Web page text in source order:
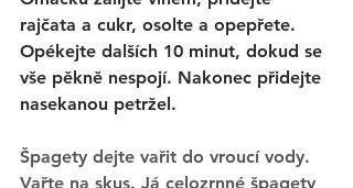
rajčata a cukr, osolte a opepřete.
Opékejte dalších 10 minut, dokud se
vše pěkně nespojí. Nakonec přidejte
nasekanou petržel.
Špagety dejte vařit do vroucí vody.
Vařte na skus. Já celozrnné špagety